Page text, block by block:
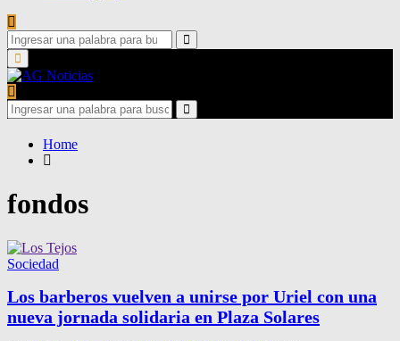
Search
for:
Search
Primary
Menu
Search
for:
Search
Home
fondos
Sociedad
Los barberos vuelven a unirse por Uriel con una
nueva jornada solidaria en Plaza Solares